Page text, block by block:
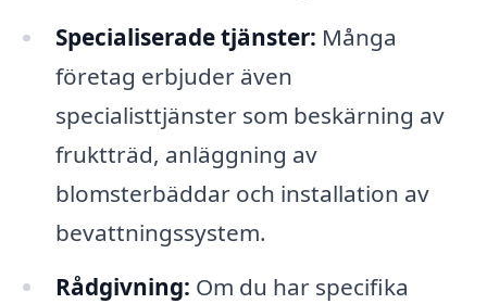
Specialiserade tjänster: Många
företag erbjuder även
specialisttjänster som beskärning av
fruktträd, anläggning av
blomsterbäddar och installation av
bevattningssystem.
Rådgivning: Om du har specifika